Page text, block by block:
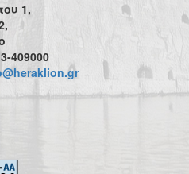
1,
409000